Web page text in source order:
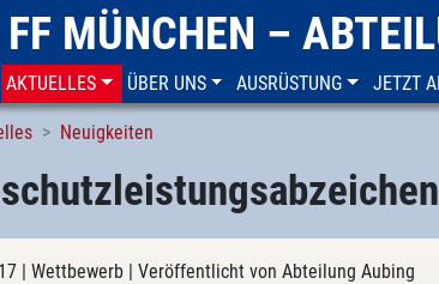
FF MÜNCHEN –
AKTUELLES ÜBER UNS AUSRÜSTUNG JETZT
Neuigkeiten
| Wettbewerb | Veröffentlicht von Abteilung Aubing